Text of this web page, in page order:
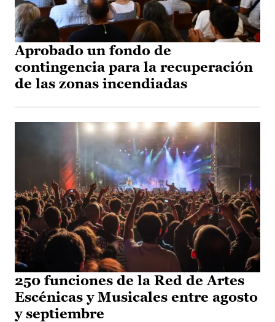
Aprobado un fondo de
contingencia para la recuperación
de las zonas incendiadas
250 funciones de la Red de Artes
Escénicas y Musicales entre agosto
y septiembre